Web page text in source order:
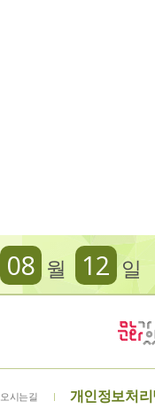
08 월 12 일
오시는길 개인정보처리